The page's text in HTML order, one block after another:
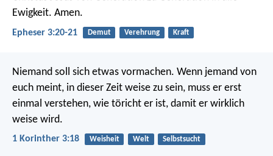
Ewigkeit. Amen.
Epheser 3:20-21 Demut Verehrung Kraft
Niemand soll sich etwas vormachen. Wenn jemand von
euch meint, in dieser Zeit weise zu sein, muss er erst
einmal verstehen, wie töricht er ist, damit er wirklich
weise wird.
1 Korinther 3:18 Weisheit Welt Selbstsucht